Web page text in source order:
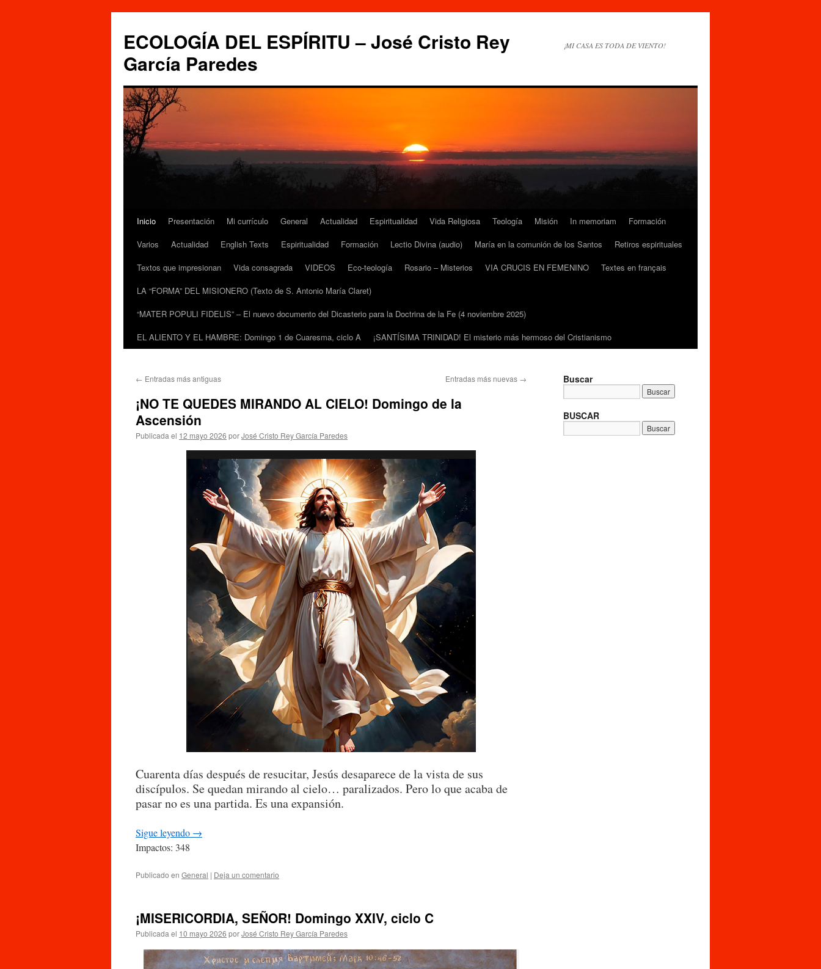
contenido
ECOLOGÍA DEL ESPÍRITU – José Cristo Rey
García Paredes
¡MI CASA ES TODA DE VIENTO!
Inicio Presentación Mi currículo General Actualidad Espiritualidad Vida Religiosa Teología Misión In memoriam
Formación
Varios
Actualidad English Texts Espiritualidad Formación Lectio Divina (audio) María en la comunión de los Santos
Retiros espirituales
Textos que impresionan
Vida consagrada VIDEOS Eco-teología Rosario – Misterios VIA CRUCIS EN FEMENINO
Textes en français
LA “FORMA” DEL MISIONERO (Texto de S. Antonio María Claret)
“MATER POPULI FIDELIS” – El nuevo documento del Dicasterio para la Doctrina de la Fe (4 noviembre 2025)
EL ALIENTO Y EL HAMBRE: Domingo 1 de Cuaresma, ciclo A
¡SANTÍSIMA TRINIDAD! El misterio más hermoso del Cristianismo
← Entradas más antiguas Entradas más nuevas →
¡NO TE QUEDES MIRANDO AL CIELO! Domingo de la
Ascensión
Publicada el 12 mayo 2026 porJosé Cristo Rey García Paredes
Cuarenta días después de resucitar, Jesús desaparece de la vista de sus
discípulos. Se quedan mirando al cielo… paralizados. Pero lo que acaba de
pasar no es una partida. Es una expansión.
Sigue leyendo →
Impactos: 348
Publicado en General | Deja un comentario
¡MISERICORDIA, SEÑOR! Domingo XXIV, ciclo C
Publicada el 10 mayo 2026 porJosé Cristo Rey García Paredes
Buscar
BUSCAR